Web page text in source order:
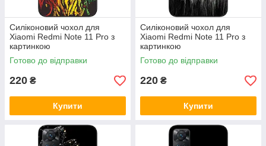
Силіконовий чохол для
Xiaomi Redmi Note 11 Pro з
картинкою
Готово до відправки
220 ₴
Купити
Силіконовий чохол для
Xiaomi Redmi Note 11 Pro з
картинкою
Готово до відправки
220 ₴
Купити